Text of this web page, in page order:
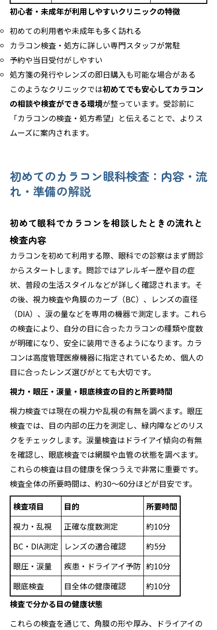
初心者・未成年が利用しやすいクリニックの特徴
初めての利用者や未成年も多く訪れる
カラコン検査・処方に詳しい専門スタッフが常駐
予約や当日受付がしやすい
処方箋の発行やレンズの即日購入も可能な場合がある
このようなクリニックでは初めてでも安心してカラコン
の相談や検査ができる環境が整っています。受診前に
「カラコンの検査・処方希望」と伝えることで、よりス
ムーズに案内されます。
初めてのカラコン眼科検査：内容・流
れ・準備の解説
初めて眼科でカラコンを相談したときの流れと
検査内容
カラコンを初めて利用する際、眼科での診察はまず問診
からスタートします。問診ではアレルギー歴や目の症
状、普段の生活スタイルなどが詳しく確認されます。そ
の後、視力検査や角膜のカーブ（BC）、レンズの直径
（DIA）、涙の量などを専用の機器で測定します。これら
の検査により、自分の目に合ったカラコンの種類や度数
が明確になり、安全に装用できるようになります。カラ
コンは高度管理医療機器に指定されているため、個人の
目に合ったレンズ選びがとても大切です。
視力・眼圧・涙量・眼底検査の目的と所要時間
視力検査では現在の視力や乱視の有無を調べます。眼圧
検査では、目の内部の圧力を測定し、緑内障などのリス
クをチェックします。涙量検査はドライアイ傾向の有無
を確認し、眼底検査では網膜や血管の状態を調べます。
これらの検査は目の健康を保つうえで非常に重要です。
検査全体の所要時間は、約30〜60分ほどが目安です。
検査項目
目的
所要時間
視力・乱視
正確な度数測定
約10分
BC・DIA測定
レンズの適合確認
約5分
眼圧・涙量
疾患・ドライアイ予防 約10分
眼底検査
目全体の健康確認
約10分
検査で分かる目の健康状態
これらの検査を通じて、角膜の形や厚み、ドライアイの